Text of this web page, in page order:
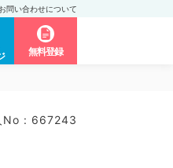
問い合わせについて
無料登録
No : 667243